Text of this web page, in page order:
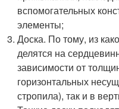
вспомогательных
элементы;
Доска. По тому, из
делятся на
зависимости от
горизонтальных
стропила), так и в